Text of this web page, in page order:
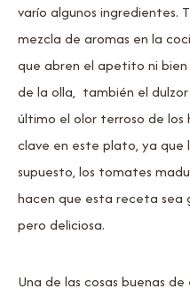
varío algunos ingredientes.
mezcla de aromas en la
que abren el apetito ni
de la olla, también el
último el olor terroso de los
clave en este plato, ya que
supuesto, los tomates
hacen que esta receta sea
pero deliciosa.
Una de las cosas buenas